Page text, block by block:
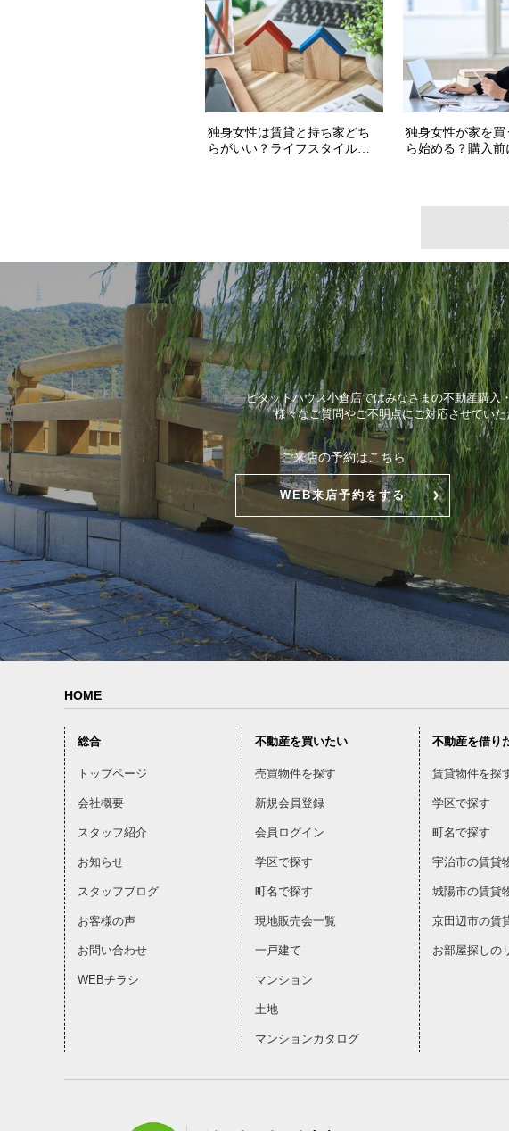
ピタットハウス小倉店ではみなさまの不動産購入
様々なご質問やご不明点にご対応させてい
ご来店の予約はこちら
WEB来店予約をする
HOME
総合
トップページ
会社概要
スタッフ紹介
お知らせ
スタッフブログ
お客様の声
お問い合わせ
WEBチラシ
不動産を買いたい
売買物件を探す
新規会員登録
会員ログイン
学区で探す
町名で探す
現地販売会一覧
一戸建て
マンション
土地
マンションカタログ
不動産を借り
賃貸物件を探
学区で探す
町名で探す
宇治市の賃貸
城陽市の賃貸
京田辺市の賃
お部屋探しの